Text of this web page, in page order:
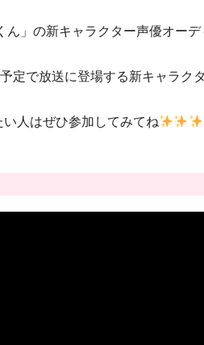
」の新キャラクター声優オー
定で放送に登場する新キャラク
人はぜひ参加してみてね